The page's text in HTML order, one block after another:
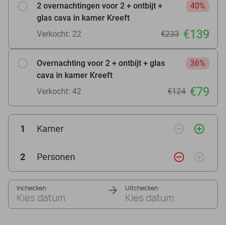
2 overnachtingen voor 2 + ontbijt +
glas cava in kamer Kreeft
40%
Verkocht: 22 €233 €139
Overnachting voor 2 + ontbijt + glas
cava in kamer Kreeft
36%
Verkocht: 42 €124 €79
1 Kamer remove_circle_outline add_circle_outline
2 Personen remove_circle_outline add_circle_outline
Inchecken
Kies datum
Uitchecken
Kies datum